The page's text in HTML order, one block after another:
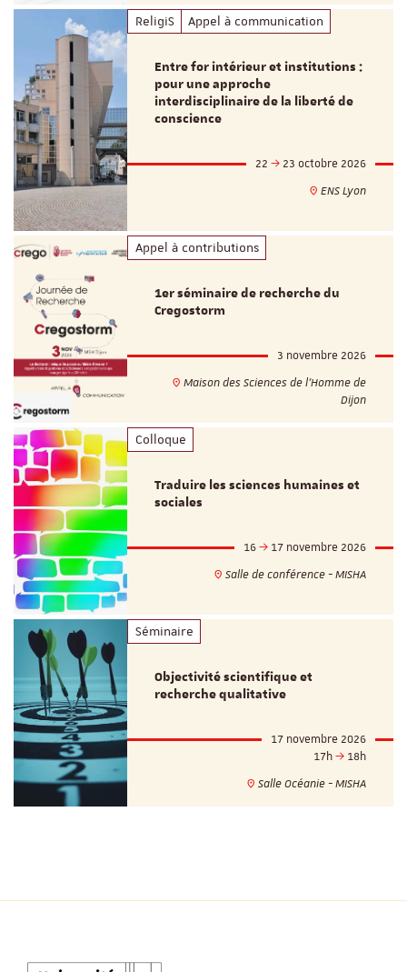
ReligiS Appel à communication
Entre for intérieur et institutions :
pour une approche
interdisciplinaire de la liberté de
conscience
22
23 octobre 2026
ENS Lyon
Appel à contributions
1er séminaire de recherche du
Cregostorm
3 novembre 2026
Maison des Sciences de l'Homme de
Dijon
Colloque
Traduire les sciences humaines et
sociales
16
17 novembre 2026
Salle de conférence - MISHA
Séminaire
Objectivité scientifique et
recherche qualitative
17 novembre 2026
17h
18h
Salle Océanie - MISHA